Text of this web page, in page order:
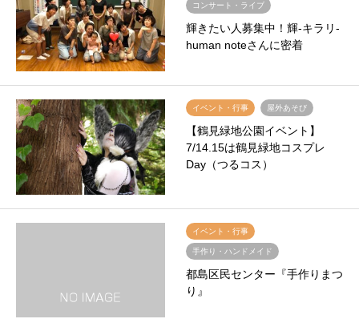
コンサート・ライブ
輝きたい人募集中！輝-キラリ-
human noteさんに密着
イベント・行事 屋外あそび
【鶴見緑地公園イベント】
7/14.15は鶴見緑地コスプレ
Day（つるコス）
イベント・行事
手作り・ハンドメイド
都島区民センター『手作りまつ
り』